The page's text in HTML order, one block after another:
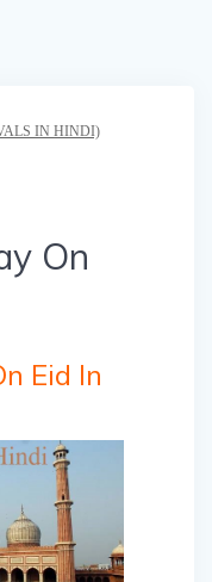
IN HINDI)
On
Eid In